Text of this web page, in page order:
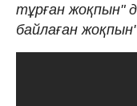
тұрған жоқпын"
байлаған